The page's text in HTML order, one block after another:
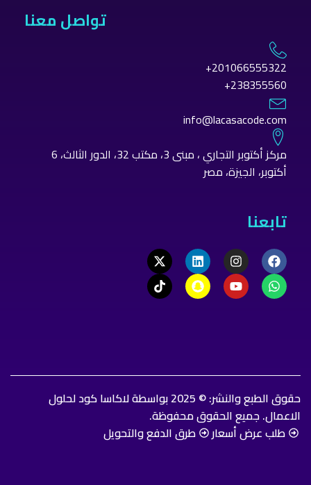
تواصل معنا
201066555322+
238355560+
info@lacasacode.com
مركز أكتوبر التجاري ، مبنى 3، مكتب 32، الدور الثالث، 6
أكتوبر، الجيزة، مصر
تابعنا
حقوق الطبع والنشر: © 2025 بواسطة لاكاسا كود لحلول
الاعمال. جميع الحقوق محفوظة.
طلب عرض أسعار
طرق الدفع والتحويل